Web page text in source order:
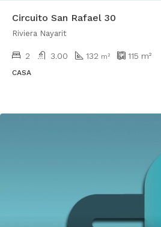
Circuito San Rafael 30
Riviera Nayarit
2 3.00 132 m² 115 m²
CASA